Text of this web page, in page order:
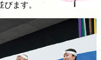
ます。